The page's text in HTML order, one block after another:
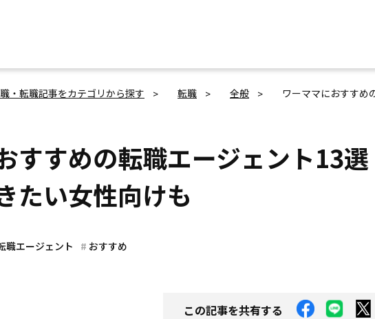
・転職記事をカテゴリから探す 転職 全般 ワーママにおすすめ
すすめの転職エージェント13選
たい女性向けも
職エージェント おすすめ
この記事を共有する